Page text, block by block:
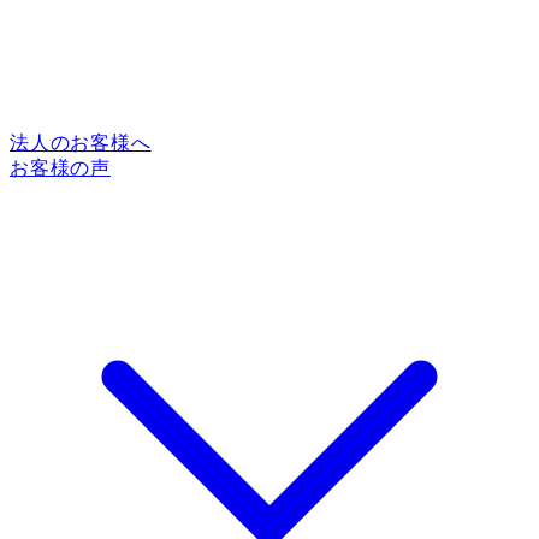
法人のお客様へ
お客様の声